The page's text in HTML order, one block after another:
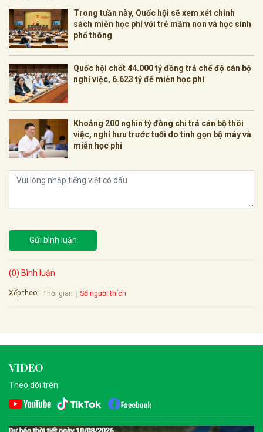
Trong tuần này, Quốc hội sẽ xem xét chính
sách miễn học phí với trẻ mầm non và học sinh
phổ thông
Quốc hội chốt 44.000 tỷ đồng trả chế độ cán bộ
nghỉ việc, 6.623 tỷ để miễn học phí
Khoảng 200 nghìn tỷ đồng chi trả cán bộ thôi
việc, nghỉ hưu trước tuổi do tinh gọn bộ máy và
miễn học phí
Gửi bình luận
(0) Bình luận
Xếp theo: Thời gian Số người thích
VIDEO
Theo dõi trên